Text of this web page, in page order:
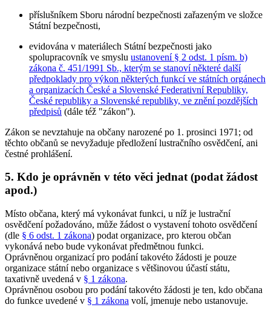
příslušníkem Sboru národní bezpečnosti zařazeným ve složce
Státní bezpečnosti,
evidována v materiálech Státní bezpečnosti jako
spolupracovník ve smyslu ustanovení § 2 odst. 1 písm. b)
zákona č. 451/1991 Sb., kterým se stanoví některé další
předpoklady pro výkon některých funkcí ve státních orgánech
a organizacích České a Slovenské Federativní Republiky,
České republiky a Slovenské republiky, ve znění pozdějších
předpisů (dále též "zákon").
Zákon se nevztahuje na občany narozené po 1. prosinci 1971; od
těchto občanů se nevyžaduje předložení lustračního osvědčení, ani
čestné prohlášení.
5. Kdo je oprávněn v této věci jednat (podat žádost
apod.)
Místo občana, který má vykonávat funkci, u níž je lustrační
osvědčení požadováno, může žádost o vystavení tohoto osvědčení
(dle § 6 odst. 1 zákona) podat organizace, pro kterou občan
vykonává nebo bude vykonávat předmětnou funkci.
Oprávněnou organizací pro podání takovéto žádosti je pouze
organizace státní nebo organizace s většinovou účastí státu,
taxativně uvedená v § 1 zákona.
Oprávněnou osobou pro podání takovéto žádosti je ten, kdo občana
do funkce uvedené v § 1 zákona volí, jmenuje nebo ustanovuje.